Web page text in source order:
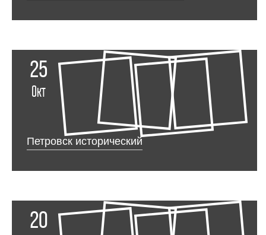
25
Окт
Петровск исторический
20